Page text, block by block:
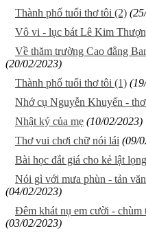
Thành phố tuổi thơ tôi (2)
Vô vi - lục bát Lê Kim
Về thăm trường Cao đẳng
(20/02/2023)
Thành phố tuổi thơ tôi (1)
Nhớ cụ Nguyễn Khuyến -
Nhật ký của mẹ (10/02/2023)
Thơ vui chơi chữ nói lái (09/
Bài học đắt giá cho kẻ lật lọng
Nói gì với mưa phùn - tản
(04/02/2023)
Đêm khát nụ em cười -
(03/02/2023)